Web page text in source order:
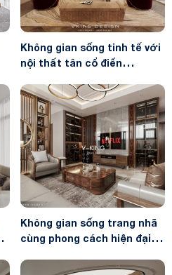
Không gian sống tinh tế với
nội thất tân cổ điển
Không gian sống trang nhã
cùng phong cách hiện đại